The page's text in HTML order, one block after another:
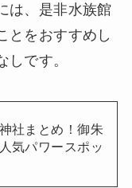
は、是非水族館
とをおすすめし
しです。
社まとめ！御朱
気パワースポッ